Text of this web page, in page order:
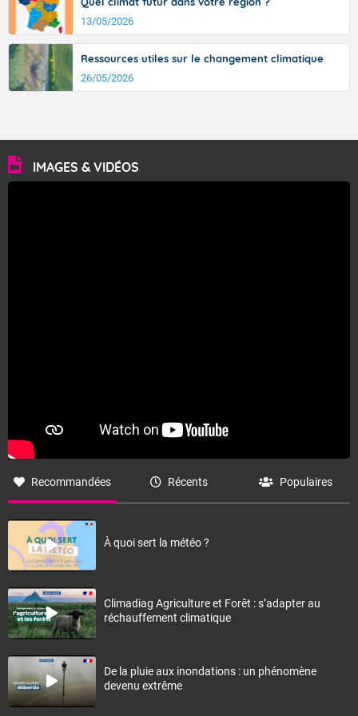
13/05/2026
Ressources utiles sur le changement climatique
26/05/2026
IMAGES & VIDÉOS
Recommandées Récents Populaires
À quoi sert la météo ?
Climadiag Agriculture et Forêt : s’adapter au
réchauffement climatique
De la pluie aux inondations : un phénomène
devenu extrême